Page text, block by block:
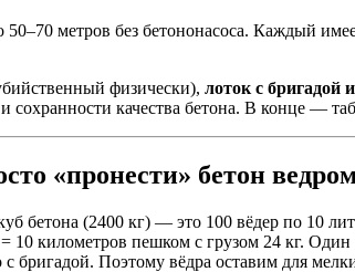
50–70 метров без бетононасоса. Каждый
физически), лоток с бригадой
качества бетона. В конце —
«пронести» бетон
бетона (2400 кг) — это 100 вёдер по 10
километров пешком с грузом 24 кг. Один
бригадой. Поэтому вёдра оставим для